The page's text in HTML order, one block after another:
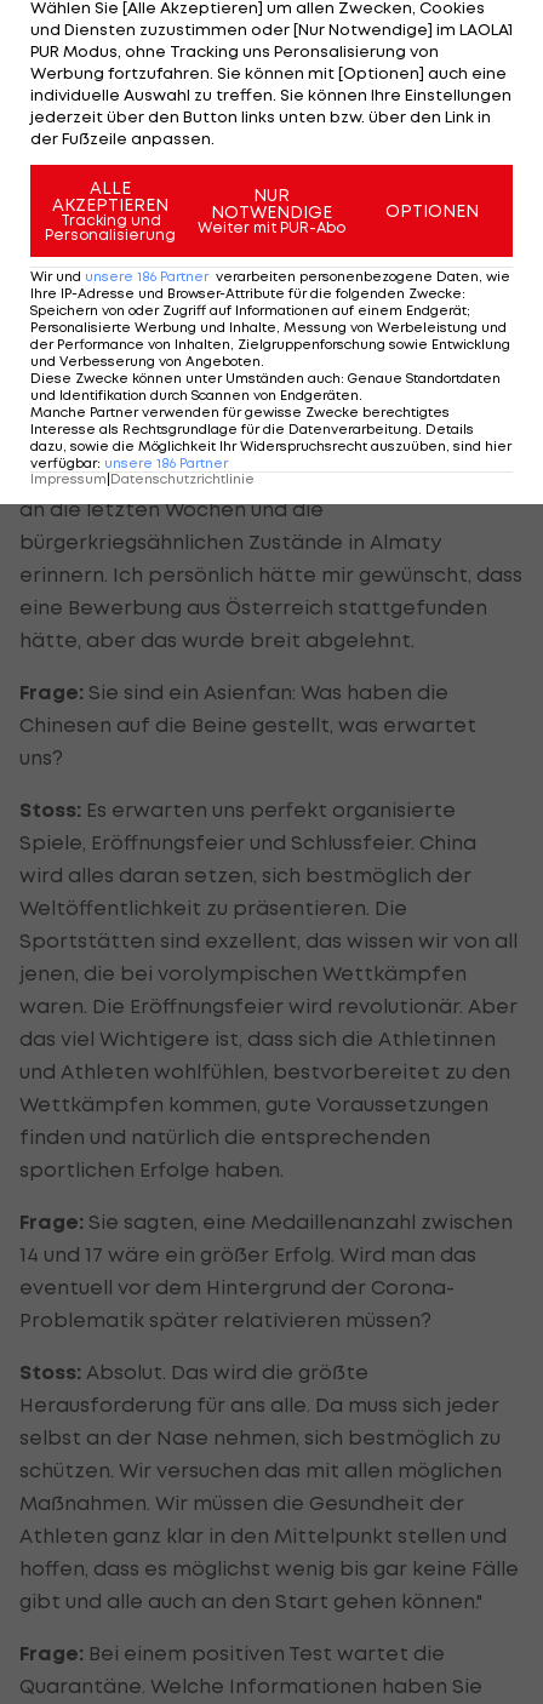
politischer Boykott, die die China-Spiele enorm
belasten. Ihre Meinung dazu?
Stoss:Das ist alles präsent. Wir haben aber eine
klare Antwort: der Sport darf darunter nicht
leiden und man darf nicht die Sportlerinnen und
Sportler dafür missbrauchen. Deshalb gibt es
auch eine Diplomatie und eine Politik, die diese
Probleme zu lösen hat. Wir haben leider keine
andere Alternative gehabt, weil es gab ja bei der
Auswahl nur zwei Bewerber, Almaty/Kasachstan
und Peking/China. Unter den jetzigen
Voraussetzungen muss man von Glück reden, dass
damals die Entscheidung mit nur vier Stimmen
Unterschied auf China gefallen ist, wenn Sie sich
an die letzten Wochen und die
bürgerkriegsähnlichen Zustände in Almaty
erinnern. Ich persönlich hätte mir gewünscht, dass
eine Bewerbung aus Österreich stattgefunden
hätte, aber das wurde breit abgelehnt.
Frage: Sie sind ein Asienfan: Was haben die
Chinesen auf die Beine gestellt, was erwartet
uns?
Stoss: Es erwarten uns perfekt organisierte
Spiele, Eröffnungsfeier und Schlussfeier. China
wird alles daran setzen, sich bestmöglich der
Weltöffentlichkeit zu präsentieren. Die
Sportstätten sind exzellent, das wissen wir von all
jenen, die bei vorolympischen Wettkämpfen
waren. Die Eröffnungsfeier wird revolutionär. Aber
das viel Wichtigere ist, dass sich die Athletinnen
und Athleten wohlfühlen, bestvorbereitet zu den
Wettkämpfen kommen, gute Voraussetzungen
finden und natürlich die entsprechenden
sportlichen Erfolge haben.
Frage: Sie sagten, eine Medaillenanzahl zwischen
14 und 17 wäre ein größer Erfolg. Wird man das
eventuell vor dem Hintergrund der Corona-
Problematik später relativieren müssen?
Stoss: Absolut. Das wird die größte
Herausforderung für ans alle. Da muss sich jeder
selbst an der Nase nehmen, sich bestmöglich zu
schützen. Wir versuchen das mit allen möglichen
Maßnahmen. Wir müssen die Gesundheit der
Athleten ganz klar in den Mittelpunkt stellen und
hoffen, dass es möglichst wenig bis gar keine Fälle
gibt und alle auch an den Start gehen können."
Frage: Bei einem positiven Test wartet die
Quarantäne. Welche Informationen haben Sie
Wählen Sie [Alle Akzeptieren] um allen Zwecken, Cookies
und Diensten zuzustimmen oder [Nur Notwendige] im LAOLA1
PUR Modus, ohne Tracking uns Peronsalisierung von
Werbung fortzufahren. Sie können mit [Optionen] auch eine
individuelle Auswahl zu treffen. Sie können Ihre Einstellungen
jederzeit über den Button links unten bzw. über den Link in
der Fußzeile anpassen.
ALLE
AKZEPTIEREN
Tracking und
Personalisierung
NUR
NOTWENDIGE
Weiter mit PUR-Abo
OPTIONEN
Wir und unsere 186 Partner verarbeiten personenbezogene Daten, wie
Ihre IP-Adresse und Browser-Attribute für die folgenden Zwecke:
Speichern von oder Zugriff auf Informationen auf einem Endgerät;
Personalisierte Werbung und Inhalte, Messung von Werbeleistung und
der Performance von Inhalten, Zielgruppenforschung sowie Entwicklung
und Verbesserung von Angeboten.
Diese Zwecke können unter Umständen auch: Genaue Standortdaten
und Identifikation durch Scannen von Endgeräten.
Manche Partner verwenden für gewisse Zwecke berechtigtes
Interesse als Rechtsgrundlage für die Datenverarbeitung. Details
dazu, sowie die Möglichkeit Ihr Widerspruchsrecht auszuüben, sind hier
verfügbar: unsere 186 Partner
Impressum Datenschutzrichtlinie